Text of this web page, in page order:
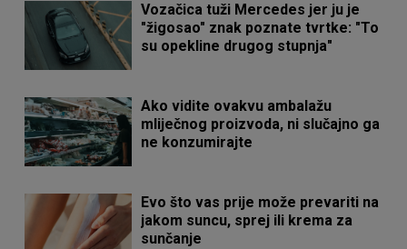
Vozačica tuži Mercedes jer ju je
"žigosao" znak poznate tvrtke: "To
su opekline drugog stupnja"
Ako vidite ovakvu ambalažu
mliječnog proizvoda, ni slučajno ga
ne konzumirajte
Evo što vas prije može prevariti na
jakom suncu, sprej ili krema za
sunčanje